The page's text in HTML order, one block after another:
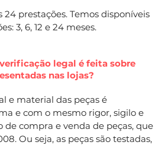
24 prestações. Temos disponíveis
3, 6, 12 e 24 meses.
legal é feita sobre
nas lojas?
e material das peças é
e com o mesmo rigor, sigilo e
de compra e venda de peças, que
Ou seja, as peças são testadas,